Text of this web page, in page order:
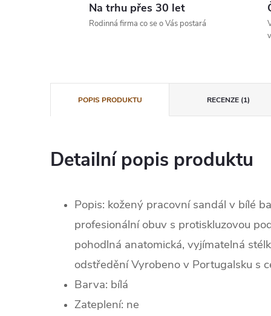
Na trhu přes 30 let
Rodinná firma co se o Vás postará
POPIS PRODUKTU RECENZE (1)
Detailní popis produktu
Popis: kožený pracovní sandál v bílé
profesionální obuv s protiskluzovou
pohodlná anatomická, vyjímatelná
odstředění Vyrobeno v Portugalsku s
Barva: bílá
Zateplení: ne